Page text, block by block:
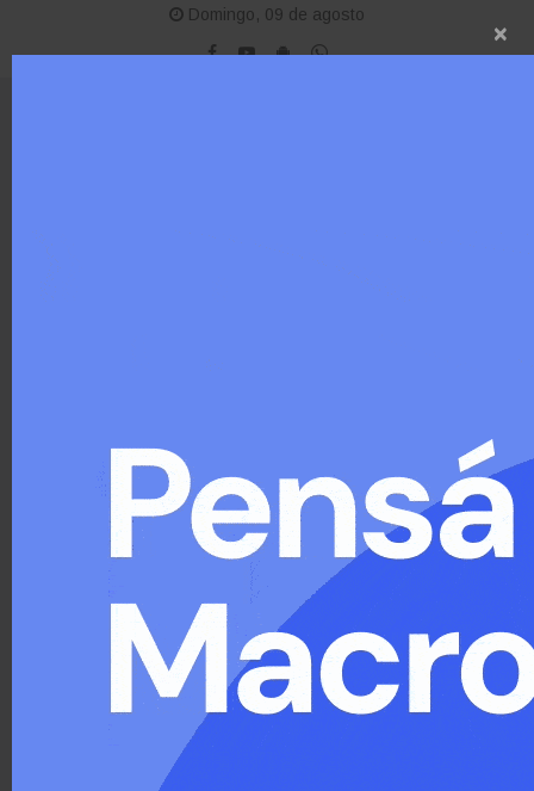
Domingo, 09 de agosto
×